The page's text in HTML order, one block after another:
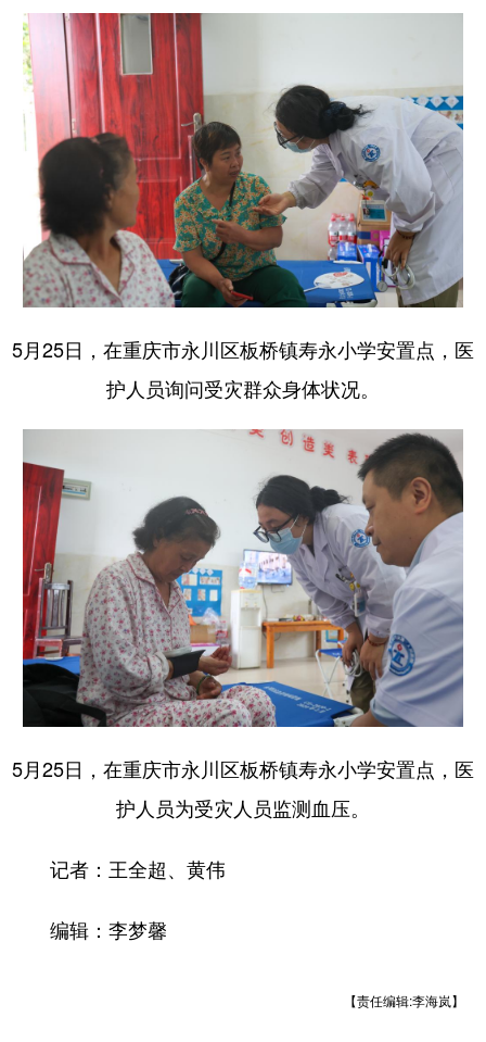
5月25日，在重庆市永川区板桥镇寿永小学安置点，医
护人员询问受灾群众身体状况。
5月25日，在重庆市永川区板桥镇寿永小学安置点，医
护人员为受灾人员监测血压。
记者：王全超、黄伟
编辑：李梦馨
【责任编辑:李海岚】